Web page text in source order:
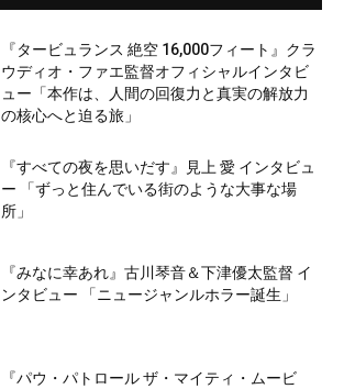
『タービュランス 絶空 16,000フィート』クラ
ウディオ・ファエ監督オフィシャルインタビ
ュー「本作は、人間の回復力と真実の解放力
の核心へと迫る旅」
『すべての夜を思いだす』見上 愛 インタビュ
ー 「ずっと住んでいる街のような大事な場
所」
『みなに幸あれ』古川琴音＆下津優太監督 イ
ンタビュー 「ニュージャンルホラー誕生」
『パウ・パトロール ザ・マイティ・ムービ